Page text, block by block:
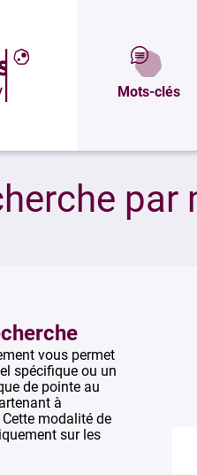
Mots-clés
par
vous permet
spécifique ou un
de pointe au
à
modalité de
sur les